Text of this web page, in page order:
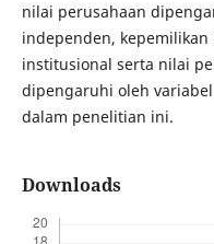
nilai perusahaan
independen,
institusional serta nilai
dipengaruhi oleh
dalam penelitian ini.
Downloads